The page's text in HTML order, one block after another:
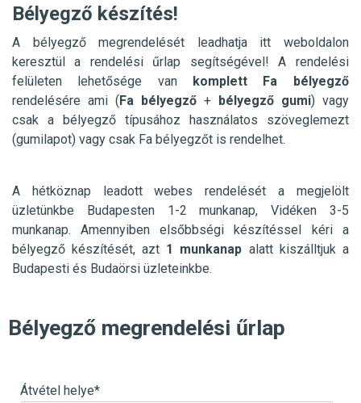
Bélyegző készítés!
A bélyegző megrendelését leadhatja itt weboldalon
keresztül a rendelési űrlap segítségével! A rendelési
felületen lehetősége van komplett Fa bélyegző
rendelésére ami (Fa bélyegző+ bélyegző gumi) vagy
csak a bélyegző típusához használatos szöveglemezt
(gumilapot) vagy csak Fa bélyegzőt is rendelhet.
A hétköznap leadott webes rendelését a megjelölt
üzletünkbe Budapesten 1-2 munkanap, Vidéken 3-5
munkanap. Amennyiben elsőbbségi készítéssel kéri a
bélyegző készítését, azt 1 munkanap alatt kiszálltjuk a
Budapesti és Budaörsi üzleteinkbe.
Bélyegző megrendelési űrlap
Átvétel helye*